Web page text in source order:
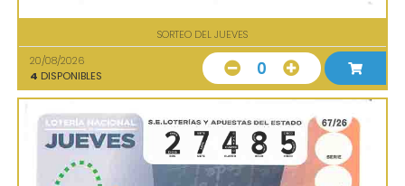
SORTEO DEL JUEVES
20/08/2026
4 DISPONIBLES 0